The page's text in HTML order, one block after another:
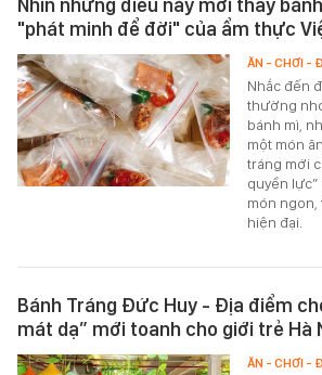
Nhìn những điều này mới thấy
"phát minh để đời" của ẩm thực
Nhắc đến
thường
bánh mì,
một món
tráng mới
quyền
món
hiện đại.
ĂN - CHƠI -
Bánh Tráng Đức Huy - Địa điểm
mát dạ” mới toanh cho giới trẻ Hà
ĂN - CHƠI -